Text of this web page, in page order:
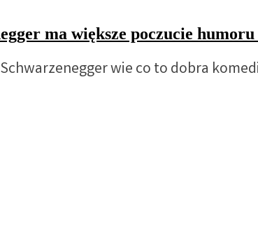
ma większe poczucie
wie co to dobra